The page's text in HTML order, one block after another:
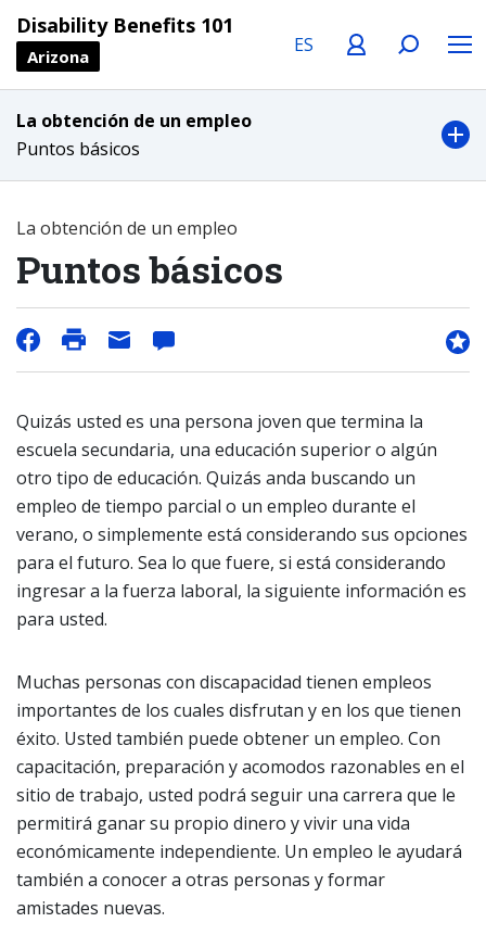
Disability Benefits 101
Arizona
La obtención de un empleo
Puntos básicos
La obtención de un empleo
Puntos básicos
Quizás usted es una persona joven que termina la
escuela secundaria, una educación superior o algún
otro tipo de educación. Quizás anda buscando un
empleo de tiempo parcial o un empleo durante el
verano, o simplemente está considerando sus opciones
para el futuro. Sea lo que fuere, si está considerando
ingresar a la fuerza laboral, la siguiente información es
para usted.
Muchas personas con discapacidad tienen empleos
importantes de los cuales disfrutan y en los que tienen
éxito. Usted también puede obtener un empleo. Con
capacitación, preparación y acomodos razonables en el
sitio de trabajo, usted podrá seguir una carrera que le
permitirá ganar su propio dinero y vivir una vida
económicamente independiente. Un empleo le ayudará
también a conocer a otras personas y formar
amistades nuevas.